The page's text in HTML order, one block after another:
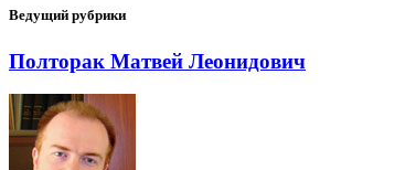
Ведущий рубрики
Полторак Матвей Леонидович